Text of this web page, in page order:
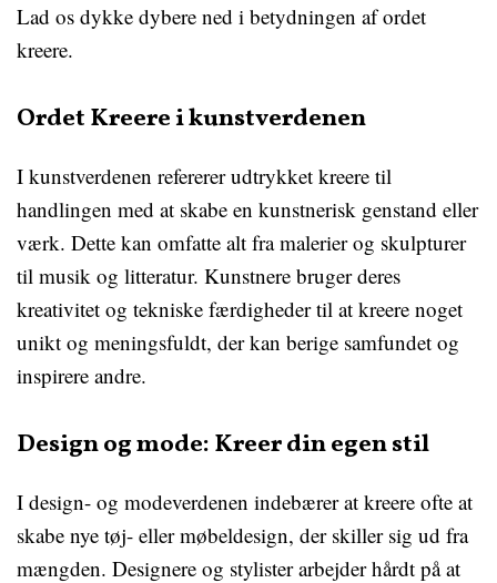
Lad os dykke dybere ned i betydningen af ordet
kreere.
Ordet Kreere i kunstverdenen
I kunstverdenen refererer udtrykket kreere til
handlingen med at skabe en kunstnerisk genstand eller
værk. Dette kan omfatte alt fra malerier og skulpturer
til musik og litteratur. Kunstnere bruger deres
kreativitet og tekniske færdigheder til at kreere noget
unikt og meningsfuldt, der kan berige samfundet og
inspirere andre.
Design og mode: Kreer din egen stil
I design- og modeverdenen indebærer at kreere ofte at
skabe nye tøj- eller møbeldesign, der skiller sig ud fra
mængden. Designere og stylister arbejder hårdt på at